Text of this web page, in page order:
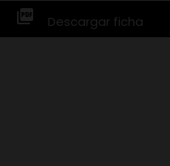
 Descargar ficha